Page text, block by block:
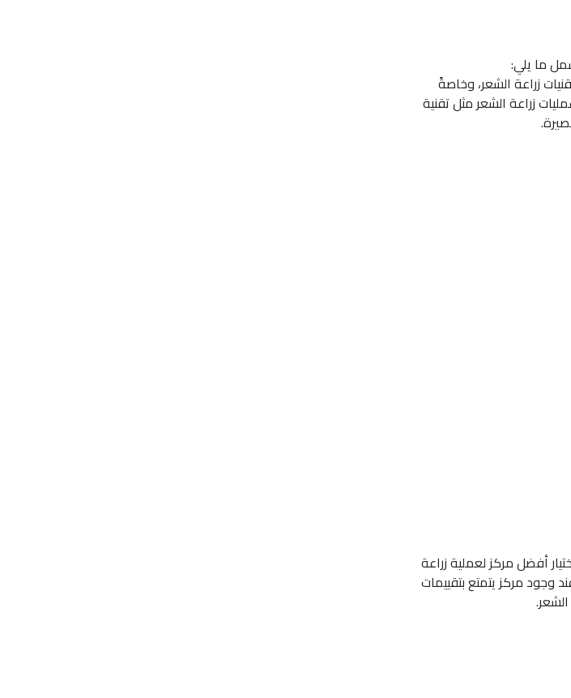
زراعة الشعر، وخاصةً
زراعة الشعر مثل تقنية
أفضل مركز لعملية زراعة
عند وجود مركز يتمتع بتقييمات
الشعر.